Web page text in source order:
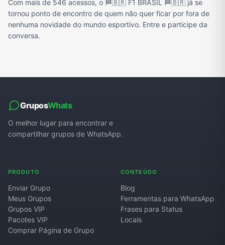
Com mais de 546 acessos, o 🏁🇧🇷 F1 BRASIL 🏁🇧🇷 já se
tornou ponto de encontro de quem não quer ficar por fora de
nenhuma novidade do mundo esportivo. Entre e participe da
conversa.
GruposWhats
O melhor lugar para encontrar e
compartilhar grupos de WhatsApp.
PRODUTO
Enviar Grupo
Meus Grupos
Grupos VIP
Pacotes VIP
Comprar Página de Grupo
CONTEÚDO
Blog
Ferramentas para WhatsApp
Frases para Status
Locais